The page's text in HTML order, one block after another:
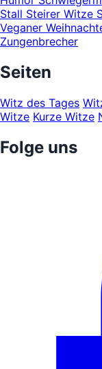
Stall Steirer Witze
Veganer
Zungenbrecher
Seiten
Witz des Tages
Witze Kurze Witze
Folge uns